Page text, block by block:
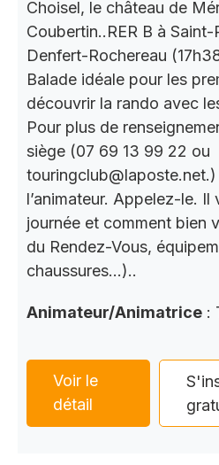
Choisel, le château de
Coubertin..RER B à
Denfert-Rochereau
Balade idéale pour les
découvrir la rando avec
Pour plus de
siège (07 69 13 99 22 ou
l’animateur. Appelez-le. Il
journée et comment bien
du Rendez-Vous,
chaussures…)..
Animateur/Animatrice :
Voir le
détail